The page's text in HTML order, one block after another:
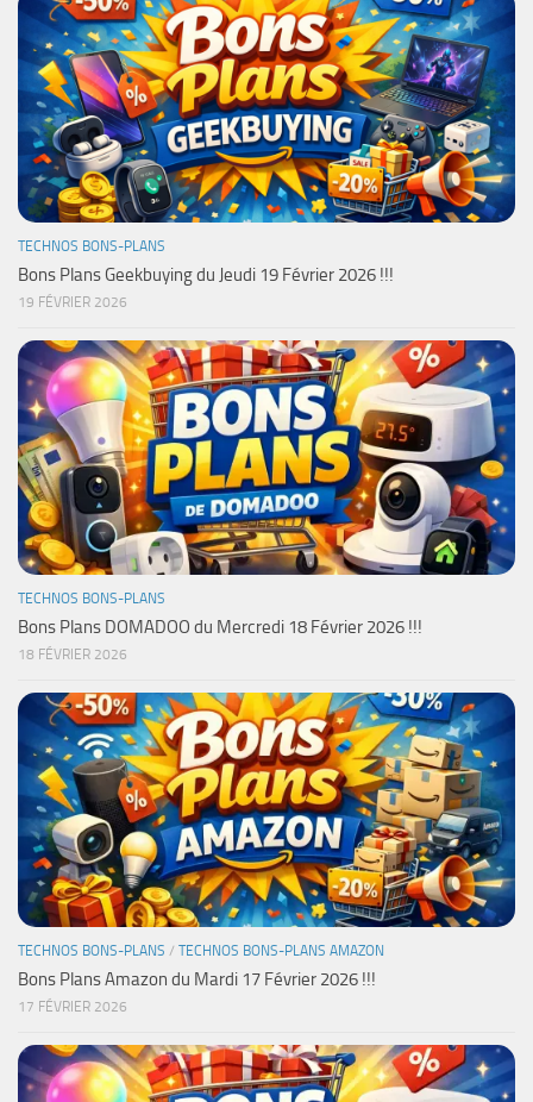
TECHNOS BONS-PLANS
Bons Plans Geekbuying du Jeudi 19 Février 2026 !!!
19 FÉVRIER 2026
TECHNOS BONS-PLANS
Bons Plans DOMADOO du Mercredi 18 Février 2026 !!!
18 FÉVRIER 2026
TECHNOS BONS-PLANS / TECHNOS BONS-PLANS AMAZON
Bons Plans Amazon du Mardi 17 Février 2026 !!!
17 FÉVRIER 2026